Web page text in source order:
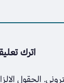
اترك
الحقول